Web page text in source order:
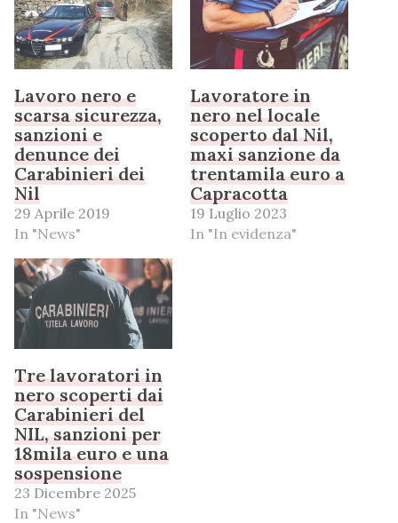
Lavoro nero e
scarsa sicurezza,
sanzioni e
denunce dei
Carabinieri dei
Nil
29 Aprile 2019
In "News"
Lavoratore in
nero nel locale
scoperto dal Nil,
maxi sanzione da
trentamila euro a
Capracotta
19 Luglio 2023
In "In evidenza"
Tre lavoratori in
nero scoperti dai
Carabinieri del
NIL, sanzioni per
18mila euro e una
sospensione
23 Dicembre 2025
In "News"